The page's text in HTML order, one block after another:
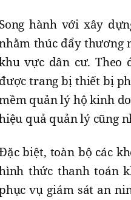
Song hành với xây
thúc đẩy thương
vực dân cư. Theo
được trang bị thiết bị
quản lý hộ kinh
quả quản lý cũng
biệt, toàn bộ các
thức thanh toán
vụ giám sát an